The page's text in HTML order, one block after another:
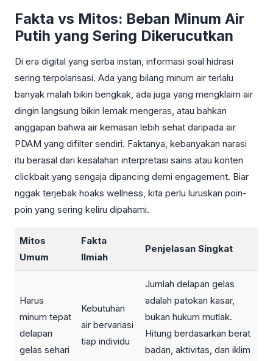
Fakta vs Mitos: Beban Minum Air
Putih yang Sering Dikerucutkan
Di era digital yang serba instan, informasi soal hidrasi
sering terpolarisasi. Ada yang bilang minum air terlalu
banyak malah bikin bengkak, ada juga yang mengklaim air
dingin langsung bikin lemak mengeras, atau bahkan
anggapan bahwa air kemasan lebih sehat daripada air
PDAM yang difilter sendiri. Faktanya, kebanyakan narasi
itu berasal dari kesalahan interpretasi sains atau konten
clickbait yang sengaja dipancing demi engagement. Biar
nggak terjebak hoaks wellness, kita perlu luruskan poin-
poin yang sering keliru dipahami.
Mitos
Umum
Fakta
Ilmiah
Penjelasan Singkat
Harus
minum tepat
delapan
gelas sehari
Kebutuhan
air bervariasi
tiap individu
Jumlah delapan gelas
adalah patokan kasar,
bukan hukum mutlak.
Hitung berdasarkan berat
badan, aktivitas, dan iklim